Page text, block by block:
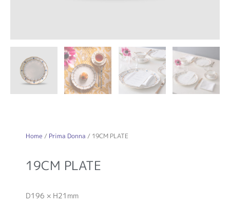
Home / Prima Donna / 19CM PLATE
19CM PLATE
D196 × H21mm